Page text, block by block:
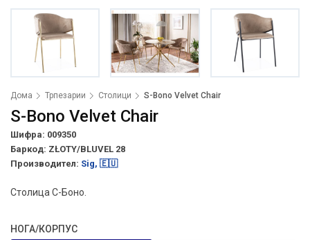
Дома Трпезарии Столици S-Bono Velvet Chair
S-Bono Velvet Chair
Шифра: 009350
Баркод: ZŁOTY/BLUVEL 28
Производител: Sig, 🇪🇺
Столица С-Боно.
НОГА/КОРПУС